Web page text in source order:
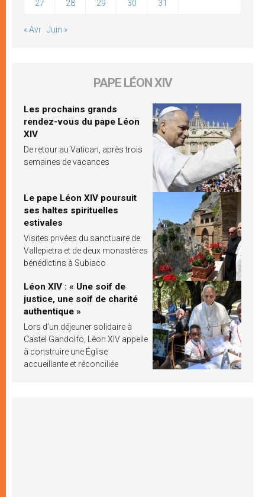
27 28 29 30 31
« Avr Juin »
PAPE LÉON XIV
Les prochains grands
rendez-vous du pape Léon
XIV
De retour au Vatican, après trois
semaines de vacances
Le pape Léon XIV poursuit
ses haltes spirituelles
estivales
Visites privées du sanctuaire de
Vallepietra et de deux monastères
bénédictins à Subiaco
Léon XIV : « Une soif de
justice, une soif de charité
authentique »
Lors d’un déjeuner solidaire à
Castel Gandolfo, Léon XIV appelle
à construire une Église
accueillante et réconciliée